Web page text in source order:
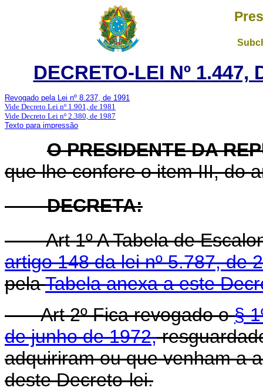
DECRETO-LEI Nº 1.447,
Revogado pela Lei nº 8.237, de 1991
Vide Decreto Lei nº 1.901, de 1981
Vide Decreto Lei nº 2.380, de 1987
Texto para impressão
O PRESIDENTE DA
que lhe confere o item III, do
DECRETA:
Art 1º A Tabela de
artigo 148 da lei nº 5.787, de
pelaTabela anexa a este
Art 2º Fica revogado o§
de junho de 1972,
adquiriram ou que venham a
deste Decreto-lei.